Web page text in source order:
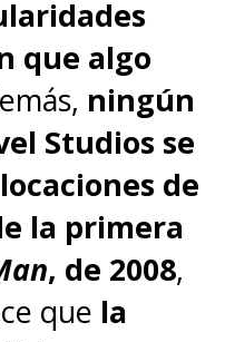
que algo
ningún
Studios se
de
la primera
, de 2008,
que la